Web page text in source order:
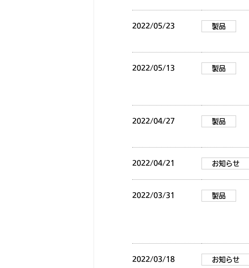
2022/05/23 製品
2022/05/13 製品
2022/04/27 製品
2022/04/21 お知らせ
2022/03/31 製品
2022/03/18 お知らせ